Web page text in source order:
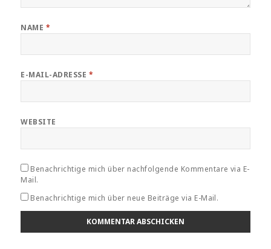
NAME *
E-MAIL-ADRESSE *
WEBSITE
Benachrichtige mich über nachfolgende Kommentare via E-
Mail.
Benachrichtige mich über neue Beiträge via E-Mail.